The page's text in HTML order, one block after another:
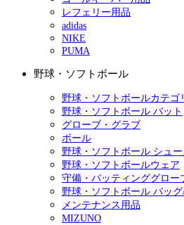
レフェリー用品
adidas
NIKE
PUMA
野球・ソフトボール
野球・ソフトボールカテゴ
野球・ソフトボール バット
グローブ・グラブ
ボール
野球・ソフトボール シュ
野球・ソフトボールウェア
守備・バッティンググロー
野球・ソフトボール バッグ
メンテナンス用品
MIZUNO